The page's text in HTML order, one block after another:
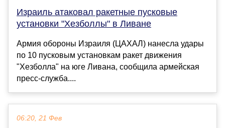
Израиль атаковал ракетные пусковые
установки "Хезболлы" в Ливане
Армия обороны Израиля (ЦАХАЛ) нанесла удары
по 10 пусковым установкам ракет движения
"Хезболла" на юге Ливана, сообщила армейская
пресс-служба....
06:20, 21 Фев